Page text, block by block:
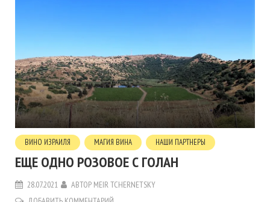
ВИНО ИЗРАИЛЯ МАГИЯ ВИНА НАШИ ПАРТНЕРЫ
ЕЩЕ ОДНО РОЗОВОЕ С ГОЛАН
28.07.2021 АВТОР MEIR TCHERNETSKY